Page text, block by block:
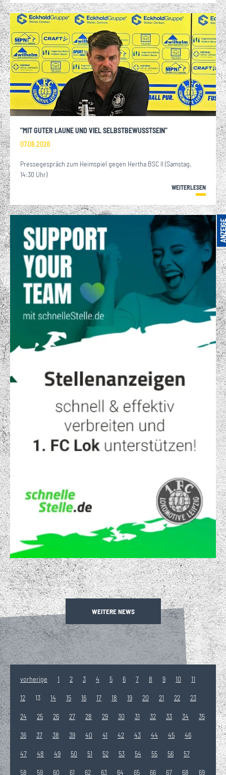
"MIT GUTER LAUNE UND VIEL SELBSTBEWUSSTSEIN"
07.08.2026
Pressegespräch zum Heimspiel gegen Hertha BSC II (Samstag,
14:30 Uhr)
WEITERLESEN
WEITERE NEWS
vorherige 1 2 3 4 5 6 7 8 9 10 11
12 13 14 15 16 17 18 19 20 21 22 23
24 25 26 27 28 29 30 31 32 33 34 35
36 37 38 39 40 41 42 43 44 45 46
47 48 49 50 51 52 53 54 55 56 57
58 59 60 61 62 63 64 65 66 67 68 69